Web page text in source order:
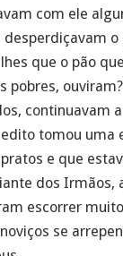
com ele
desperdiçavam o
que o pão
pobres,
continuavam
tomou uma
e que
dos Irmãos,
escorrer
se